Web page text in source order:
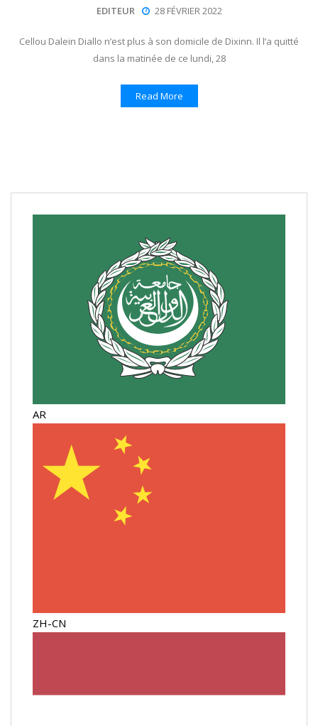
EDITEUR 28 FÉVRIER 2022
Cellou Dalein Diallo n’est plus à son domicile de Dixinn. Il l’a quitté
dans la matinée de ce lundi, 28
Read More
AR
ZH-CN